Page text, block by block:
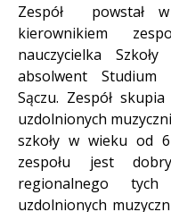
Zespół powstał
kierownikiem
nauczycielka
absolwent Studium
Sączu. Zespół
uzdolnionych
szkoły w wieku od
zespołu jest
regionalnego
uzdolnionych